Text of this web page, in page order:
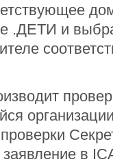
.ДЕТИ и
в